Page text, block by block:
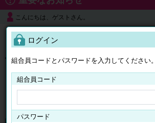
こんにちは、ゲストさん。
よくある質問
ロ
ログイン
組合員コードとパスワードを入力してください。
組合員コード
パスワード